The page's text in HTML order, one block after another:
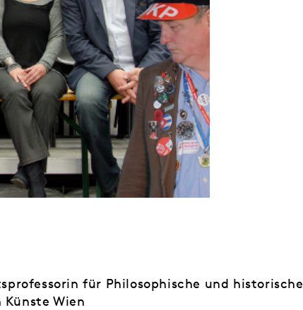
für Philosophische und historische
Wien